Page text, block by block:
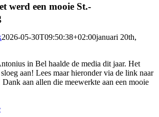
werd een mooie St.-
2026-05-30T09:50:38+02:00januari 20th,
in Bel haalde de media dit jaar. Het
aan! Lees maar hieronder via de link naar
aan allen die meewerkte aan een mooie